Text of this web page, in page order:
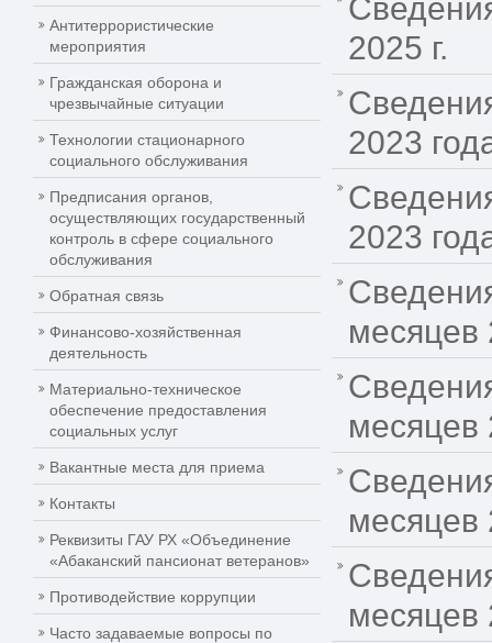
Антитеррористические
мероприятия
Гражданская оборона и
чрезвычайные ситуации
Технологии стационарного
социального обслуживания
Предписания органов,
осуществляющих государственный
контроль в сфере социального
обслуживания
Обратная связь
Финансово-хозяйственная
деятельность
Материально-техническое
обеспечение предоставления
социальных услуг
Вакантные места для приема
Контакты
Реквизиты ГАУ РХ «Объединение
«Абаканский пансионат ветеранов»
Противодействие коррупции
Часто задаваемые вопросы по
2025 г.
2023
2023
месяцев
месяцев
месяцев
месяцев